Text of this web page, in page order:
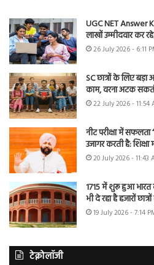
UGC NET Answer
लाखों उम्मीदवार कर
26 July 2026 - 6:11
SC छात्रों के लिए
काम, वरना अटक
22 July 2026 - 11:54
नीट परीक्षा में सफलता
उजागर करती है: शिक्षा
20 July 2026 - 11:43
1715 में शुरू हुआ भारत
भी दे रहा है हजारों
19 July 2026 - 7:14
टेक्नोलॉजी